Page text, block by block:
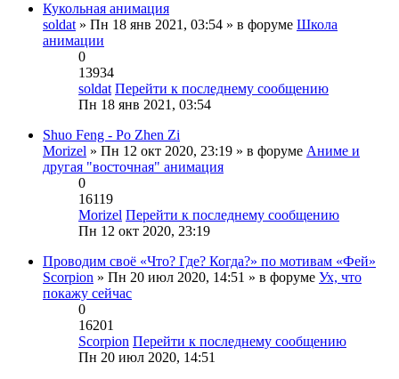
Кукольная анимация
soldat » Пн 18 янв 2021, 03:54 » в форуме Школа
анимации
0
13934
soldat Перейти к последнему сообщению
Пн 18 янв 2021, 03:54
Shuo Feng - Po Zhen Zi
Morizel » Пн 12 окт 2020, 23:19 » в форуме Аниме и
другая "восточная" анимация
0
16119
Morizel Перейти к последнему сообщению
Пн 12 окт 2020, 23:19
Проводим своё «Что? Где? Когда?» по мотивам «Фей»
Scorpion » Пн 20 июл 2020, 14:51 » в форуме Ух, что
покажу сейчас
0
16201
Scorpion Перейти к последнему сообщению
Пн 20 июл 2020, 14:51